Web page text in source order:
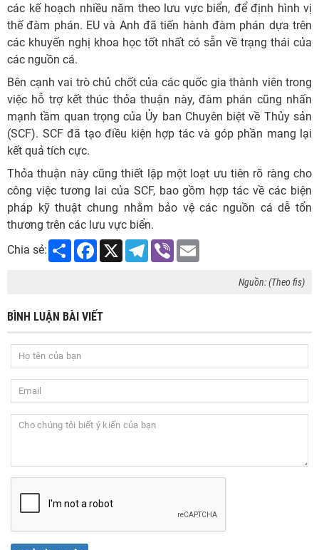
các kế hoạch nhiều năm theo lưu vực biển, để định hình vị
thế đàm phán. EU và Anh đã tiến hành đàm phán dựa trên
các khuyến nghị khoa học tốt nhất có sẵn về trạng thái của
các nguồn cá.
Bên cạnh vai trò chủ chốt của các quốc gia thành viên trong
việc hỗ trợ kết thúc thỏa thuận này, đàm phán cũng nhấn
mạnh tầm quan trọng của Ủy ban Chuyên biệt về Thủy sản
(SCF). SCF đã tạo điều kiện hợp tác và góp phần mang lại
kết quả tích cực.
Thỏa thuận này cũng thiết lập một loạt ưu tiên rõ ràng cho
công việc tương lai của SCF, bao gồm hợp tác về các biện
pháp kỹ thuật chung nhằm bảo vệ các nguồn cá dễ tổn
thương trên các lưu vực biển.
Chia sẻ:
Share Facebook
X Telegram
Viber
Nguồn: (Theo fis)
BÌNH LUẬN BÀI VIẾT